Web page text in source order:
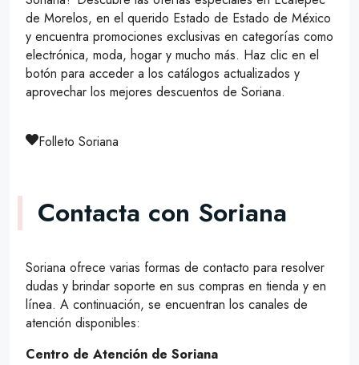
de Morelos, en el querido Estado de Estado de México
y encuentra promociones exclusivas en categorías como
electrónica, moda, hogar y mucho más. Haz clic en el
botón para acceder a los catálogos actualizados y
aprovechar los mejores descuentos de Soriana.
Folleto Soriana
Contacta con Soriana
Soriana ofrece varias formas de contacto para resolver
dudas y brindar soporte en sus compras en tienda y en
línea. A continuación, se encuentran los canales de
atención disponibles:
Centro de Atención de Soriana